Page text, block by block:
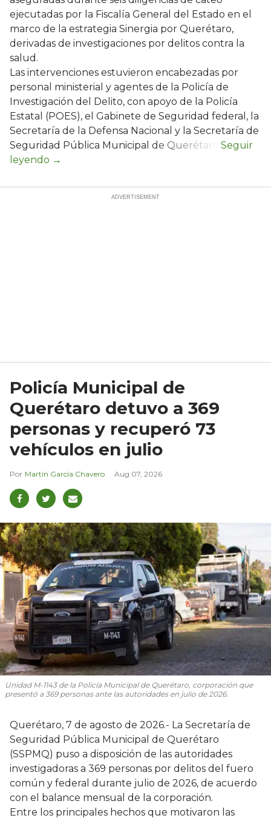
ejecutadas por la Fiscalía General del Estado en el
marco de la estrategia Sinergia por Querétaro,
derivadas de investigaciones por delitos contra la
salud.
Las intervenciones estuvieron encabezadas por
personal ministerial y agentes de la Policía de
Investigación del Delito, con apoyo de la Policía
Estatal (POES), el Gabinete de Seguridad federal, la
Secretaría de la Defensa Nacional y la Secretaría de
Seguridad Pública Municipal de Querétaro.
Policía Municipal de
Querétaro detuvo a 369
personas y recuperó 73
vehículos en julio
Martín García Chavero Aug 07, 2026
Unidad M-1143 de la Policía Municipal de Querétaro, corporación que
presentó a 369 personas ante las autoridades en julio de 2026.
Querétaro, 7 de agosto de 2026.- La Secretaría de
Seguridad Pública Municipal de Querétaro
(SSPMQ) puso a disposición de las autoridades
investigadoras a 369 personas por delitos del fuero
común y federal durante julio de 2026, de acuerdo
con el balance mensual de la corporación.
Entre los principales hechos que motivaron las